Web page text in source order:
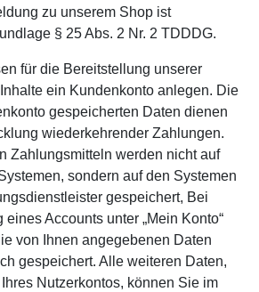
zu unserem Shop ist
§ 25 Abs. 2 Nr. 2 TDDDG.
für die Bereitstellung unserer
ein Kundenkonto anlegen. Die
gespeicherten Daten dienen
wiederkehrender Zahlungen.
Zahlungsmitteln werden nicht auf
sondern auf den Systemen
gespeichert, Bei
eines Accounts unter „Mein Konto“
von Ihnen angegebenen Daten
gespeichert. Alle weiteren Daten,
Nutzerkontos, können Sie im